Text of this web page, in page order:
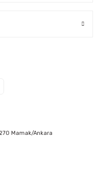
Mamak/Ankara